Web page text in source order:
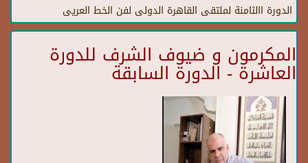
الدورة االثامنة لملتقى القاهرة الدولى لفن الخط العريى
المكرمون و ضيوف الشرف للدورة
العاشرة - الدورة السابقة